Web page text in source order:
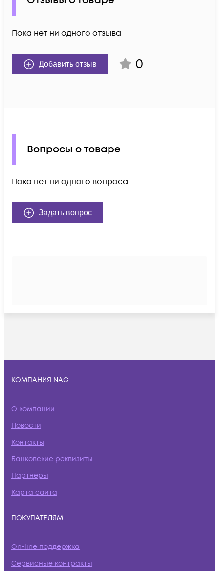
Пока нет ни одного отзыва
Добавить отзыв 0
Вопросы о товаре
Пока нет ни одного вопроса.
Задать вопрос
КОМПАНИЯ NAG
О компании
Новости
Контакты
Банковские реквизиты
Партнеры
Карта сайта
ПОКУПАТЕЛЯМ
On-line поддержка
Сервисные контракты